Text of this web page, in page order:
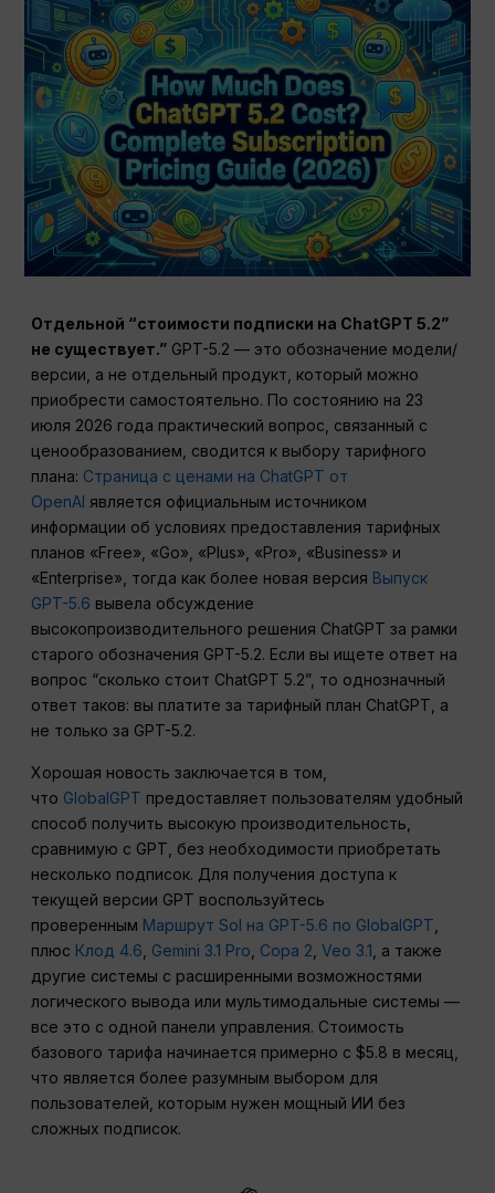
Отдельной “стоимости подписки на ChatGPT 5.2”
не существует.” GPT-5.2 — это обозначение модели/
версии, а не отдельный продукт, который можно
приобрести самостоятельно. По состоянию на 23
июля 2026 года практический вопрос, связанный с
ценообразованием, сводится к выбору тарифного
плана: Страница с ценами на ChatGPT от
OpenAI является официальным источником
информации об условиях предоставления тарифных
планов «Free», «Go», «Plus», «Pro», «Business» и
«Enterprise», тогда как более новая версия Выпуск
GPT-5.6 вывела обсуждение
высокопроизводительного решения ChatGPT за рамки
старого обозначения GPT-5.2. Если вы ищете ответ на
вопрос “сколько стоит ChatGPT 5.2”, то однозначный
ответ таков: вы платите за тарифный план ChatGPT, а
не только за GPT-5.2.
Хорошая новость заключается в том,
что GlobalGPT предоставляет пользователям удобный
способ получить высокую производительность,
сравнимую с GPT, без необходимости приобретать
несколько подписок. Для получения доступа к
текущей версии GPT воспользуйтесь
проверенным Маршрут Sol на GPT-5.6 по GlobalGPT
плюс Клод 4.6 Gemini 3.1 Pro Сора 2 ,Veo 3.1 , а также
другие системы с расширенными возможностями
логического вывода или мультимодальные системы —
все это с одной панели управления. Стоимость
базового тарифа начинается примерно с $5.8 в месяц,
что является более разумным выбором для
пользователей, которым нужен мощный ИИ без
сложных подписок.